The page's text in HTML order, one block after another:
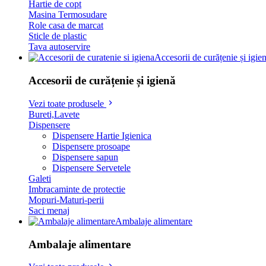
Hartie de copt
Masina Termosudare
Role casa de marcat
Sticle de plastic
Tava autoservire
Accesorii de curățenie și
Accesorii de curățenie și igienă
Vezi toate produsele
Bureti,Lavete
Dispensere
Dispensere Hartie Igienica
Dispensere prosoape
Dispensere sapun
Dispensere Servetele
Galeti
Imbracaminte de protectie
Mopuri-Maturi-perii
Saci menaj
Ambalaje alimentare
Ambalaje alimentare